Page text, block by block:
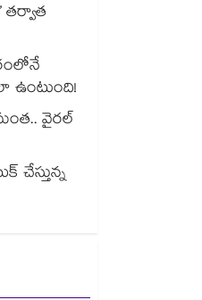
తర్వాత
ఉంటుంది!
వైరల్